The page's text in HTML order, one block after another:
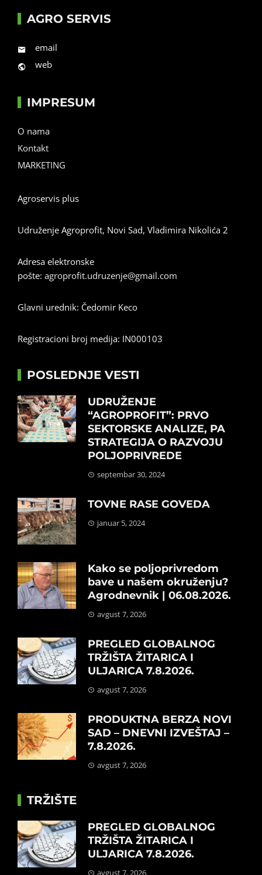
AGRO SERVIS
email
web
IMPRESUM
O nama
Kontakt
MARKETING
Agroservis plus
Udruženje Agroprofit, Novi Sad, Vladimira Nikolića 2
Adresa elektronske
pošte: agroprofit.udruzenje@gmail.com
Glavni urednik: Čedomir Keco
Registracioni broj medija: IN000103
POSLEDNJE VESTI
UDRUŽENJE
“AGROPROFIT”: PRVO
SEKTORSKE ANALIZE, PA
STRATEGIJA O RAZVOJU
POLJOPRIVREDE
septembar 30, 2024
TOVNE RASE GOVEDA
januar 5, 2024
Kako se poljoprivredom
bave u našem okruženju?
Agrodnevnik | 06.08.2026.
avgust 7, 2026
PREGLED GLOBALNOG
TRŽIŠTA ŽITARICA I
ULJARICA 7.8.2026.
avgust 7, 2026
PRODUKTNA BERZA NOVI
SAD – DNEVNI IZVEŠTAJ –
7.8.2026.
avgust 7, 2026
TRŽIŠTE
PREGLED GLOBALNOG
TRŽIŠTA ŽITARICA I
ULJARICA 7.8.2026.
avgust 7, 2026